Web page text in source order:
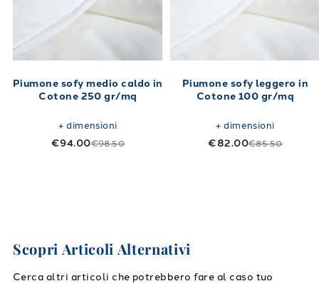
Piumone sofy medio caldo in
Cotone 250 gr/mq
€94.00€98.50
+dimensioni
Piumone sofy leggero in
Cotone 100 gr/mq
€82.00€85.50
+dimensioni
Scopri Articoli Alternativi
Cerca altri articoli che potrebbero fare al caso tuo